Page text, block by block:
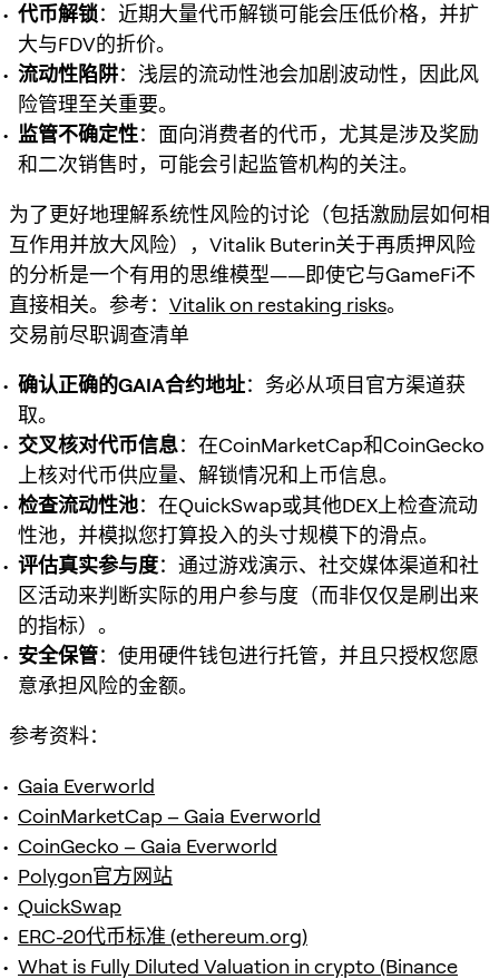
代币解锁：近期大量代币解锁可能会压低价格，并扩
大与FDV的折价。
流动性陷阱：浅层的流动性池会加剧波动性，因此风
险管理至关重要。
监管不确定性：面向消费者的代币，尤其是涉及奖励
和二次销售时，可能会引起监管机构的关注。
为了更好地理解系统性风险的讨论（包括激励层如何相
互作用并放大风险），Vitalik Buterin关于再质押风险
的分析是一个有用的思维模型——即使它与GameFi不
直接相关。参考： Vitalik on restaking risks。
交易前尽职调查清单
确认正确的GAIA合约地址：务必从项目官方渠道获
取。
交叉核对代币信息：在CoinMarketCap和CoinGecko
上核对代币供应量、解锁情况和上币信息。
检查流动性池：在QuickSwap或其他DEX上检查流动
性池，并模拟您打算投入的头寸规模下的滑点。
评估真实参与度：通过游戏演示、社交媒体渠道和社
区活动来判断实际的用户参与度（而非仅仅是刷出来
的指标）。
安全保管：使用硬件钱包进行托管，并且只授权您愿
意承担风险的金额。
参考资料：
Gaia Everworld
CoinMarketCap – Gaia Everworld
CoinGecko – Gaia Everworld
Polygon官方网站
QuickSwap
ERC-20代币标准 (ethereum.org)
What is Fully Diluted Valuation in crypto (Binance